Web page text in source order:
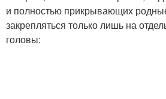
Волосы на заколках
и полностью прикрывающих
закрепляться только лишь на
головы: